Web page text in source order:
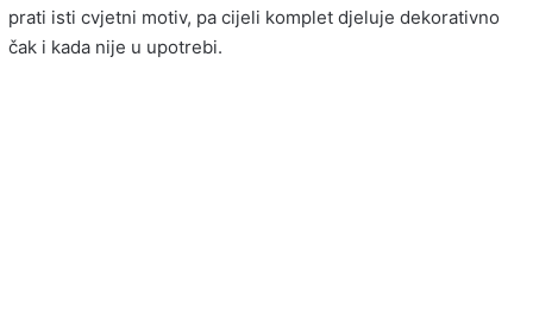
prati isti cvjetni motiv, pa cijeli komplet djeluje dekorativno
čak i kada nije u upotrebi.